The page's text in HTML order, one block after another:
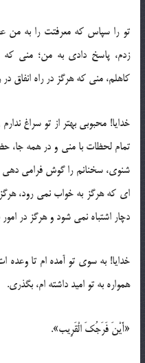
تو را سپاس که معرفتت را به
زدم، پاسخ دادی به من؛ منی
کاهلم، منی که هرگز در راه انفاق
خدایا! محبوبی بهتر از تو سراغ
تمام لحظات با منی و در همه جا،
شنوی، سخنانم را گوش فرامی دهی
ای که هرگز به خواب نمی رود،
دچار اشتباه نمی شود و هرگز در
خدایا! به سوی تو آمده ام تا
همواره به تو امید داشته ام، بگذری.
«أَیْنَ فَرَجُکَ الْقَرِیب».